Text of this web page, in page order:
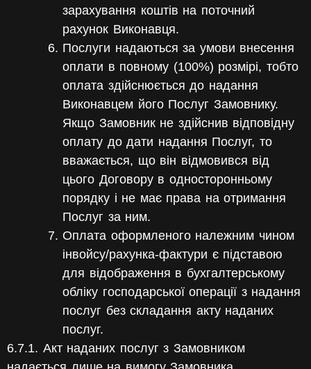
зарахування коштів на поточний
рахунок Виконавця.
Послуги надаються за умови внесення
оплати в повному (100%) розмірі, тобто
оплата здійснюється до надання
Виконавцем його Послуг Замовнику.
Якщо Замовник не здійснив відповідну
оплату до дати надання Послуг, то
вважається, що він відмовився від
цього Договору в односторонньому
порядку і не має права на отримання
Послуг за ним.
Оплата оформленого належним чином
інвойсу/рахунка-фактури є підставою
для відображення в бухгалтерському
обліку господарської операції з надання
послуг без складання акту наданих
послуг.
6.7.1. Акт наданих послуг з Замовником